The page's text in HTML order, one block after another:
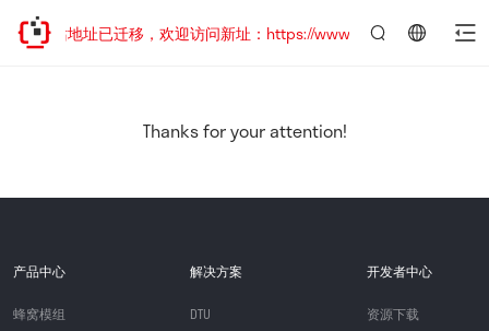
网站地址已迁移，欢迎访问新址：https://www.quectel.com.cn
Thanks for your attention!
产品中心
蜂窝模组
解决方案
DTU
开发者中心
资源下载